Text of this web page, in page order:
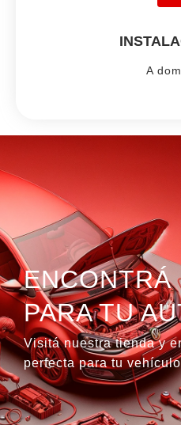
A
ENCONTRÁ
PARA TU
Visitá nuestra tienda y
perfecta para tu vehículo